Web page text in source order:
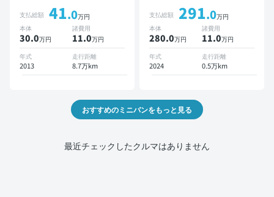
り
支払総額 41.0万円
本体
30.0万円
諸費用
11.0万円
年式
2013
走行距離
8.7万km
ズ 3列シート スマートキー
バックモニター ドライブレ
コーダー 衝突軽減 7人乗り
支払総額 291.0万円
本体
280.0万円
諸費用
11.0万円
年式
2024
走行距離
0.5万km
おすすめのミニバンをもっと見る
最近チェックしたクルマはありません